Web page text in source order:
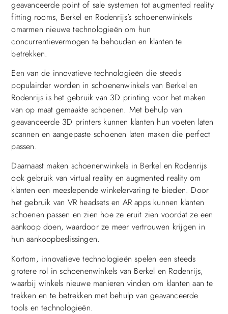
geavanceerde point of sale systemen tot augmented reality
fitting rooms, Berkel en Rodenrijs’s schoenenwinkels
omarmen nieuwe technologieën om hun
concurrentievermogen te behouden en klanten te
betrekken.
Een van de innovatieve technologieën die steeds
populairder worden in schoenenwinkels van Berkel en
Rodenrijs is het gebruik van 3D printing voor het maken
van op maat gemaakte schoenen. Met behulp van
geavanceerde 3D printers kunnen klanten hun voeten laten
scannen en aangepaste schoenen laten maken die perfect
passen.
Daarnaast maken schoenenwinkels in Berkel en Rodenrijs
ook gebruik van virtual reality en augmented reality om
klanten een meeslepende winkelervaring te bieden. Door
het gebruik van VR headsets en AR apps kunnen klanten
schoenen passen en zien hoe ze eruit zien voordat ze een
aankoop doen, waardoor ze meer vertrouwen krijgen in
hun aankoopbeslissingen.
Kortom, innovatieve technologieën spelen een steeds
grotere rol in schoenenwinkels van Berkel en Rodenrijs,
waarbij winkels nieuwe manieren vinden om klanten aan te
trekken en te betrekken met behulp van geavanceerde
tools en technologieën.